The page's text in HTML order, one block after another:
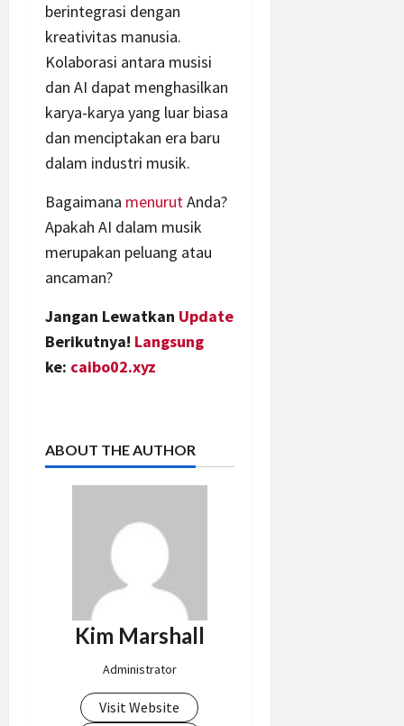
berintegrasi dengan
kreativitas manusia.
Kolaborasi antara musisi
dan AI dapat menghasilkan
karya-karya yang luar biasa
dan menciptakan era baru
dalam industri musik.
Bagaimana menurutAnda?
Apakah AI dalam musik
merupakan peluang atau
ancaman?
Jangan Lewatkan Update
Berikutnya! Langsung
ke: caibo02.xyz
ABOUT THE AUTHOR
Kim Marshall
Administrator
Visit Website